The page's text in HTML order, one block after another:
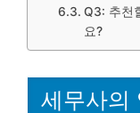
Q3: 추천
요?
세무사의